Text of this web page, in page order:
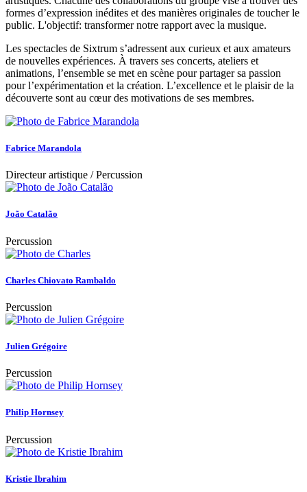
formes d’expression inédites et des manières originales de toucher le
public. L'objectif: transformer notre rapport avec la musique.
Les spectacles de Sixtrum s’adressent aux curieux et aux amateurs
de nouvelles expériences. À travers ses concerts, ateliers et
animations, l’ensemble se met en scène pour partager sa passion
pour l’expérimentation et la création. L’excellence et le plaisir de la
découverte sont au cœur des motivations de ses membres.
Fabrice Marandola
Directeur artistique / Percussion
João Catalão
Percussion
Charles Chiovato Rambaldo
Percussion
Julien Grégoire
Percussion
Philip Hornsey
Percussion
Kristie Ibrahim